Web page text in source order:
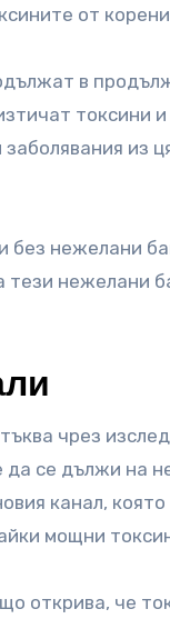
от
в
токсини
из
без нежелани
тези нежелани
чрез
се дължи на
канал,
мощни
открива, че